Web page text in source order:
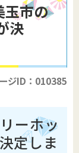
市の
決
ジID：010385
ーホッ
定しま